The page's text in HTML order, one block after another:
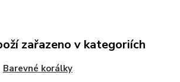
zařazeno v kategoriích
Barevné korálky